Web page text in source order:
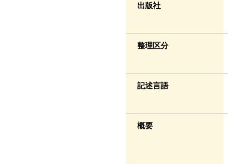
出版社
整理区分
記述言語
概要